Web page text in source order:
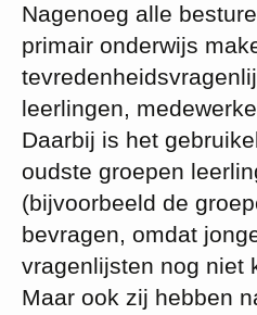
Nagenoeg alle
primair onderwijs
leerlingen,
Daarbij is het
oudste groepen
(bijvoorbeeld de
bevragen, omdat
vragenlijsten nog niet
Maar ook zij hebben